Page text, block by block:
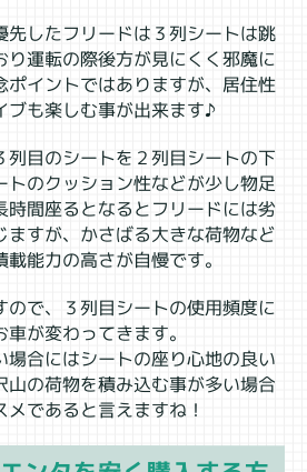
先したフリードは３列シートは跳
り運転の際後方が見にくく邪魔に
ポイントではありますが、居住性
ブも楽しむ事が出来ます♪
列目のシートを２列目シートの下
トのクッション性などが少し物足
時間座るとなるとフリードには劣
ますが、かさばる大きな荷物など
能力の高さが自慢です。
ので、３列目シートの使用頻度に
が変わってきます。
場合にはシートの座り心地の良い
山の荷物を積み込む事が多い場合
であると言えますね！